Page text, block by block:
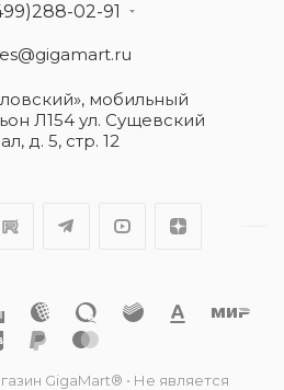
02-91
мобильный
Л154 ул. Сущевский
д. 5, стр. 12
GigaMart® • Не является